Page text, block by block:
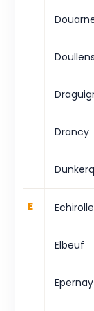
Doullens
Drancy
E
Elbeuf
Epernay